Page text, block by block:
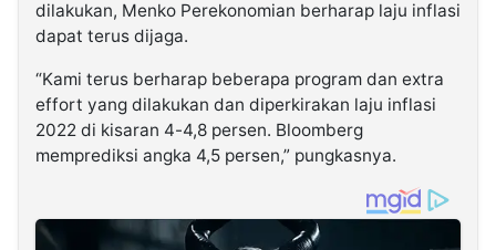
dilakukan, Menko Perekonomian berharap laju inflasi
dapat terus dijaga.
“Kami terus berharap beberapa program dan extra
effort yang dilakukan dan diperkirakan laju inflasi
2022 di kisaran 4-4,8 persen. Bloomberg
memprediksi angka 4,5 persen,” pungkasnya.